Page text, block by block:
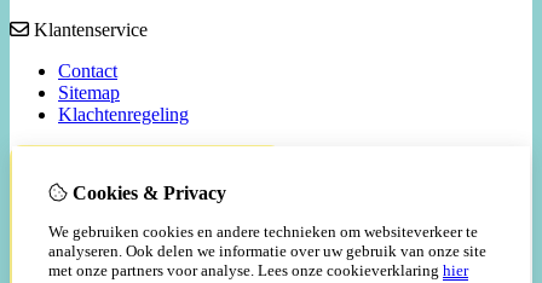
Klantenservice
Contact
Sitemap
Klachtenregeling
Cookies & Privacy
We gebruiken cookies en andere technieken om websiteverkeer te
analyseren. Ook delen we informatie over uw gebruik van onze site
met onze partners voor analyse. Lees onze cookieverklaring hier